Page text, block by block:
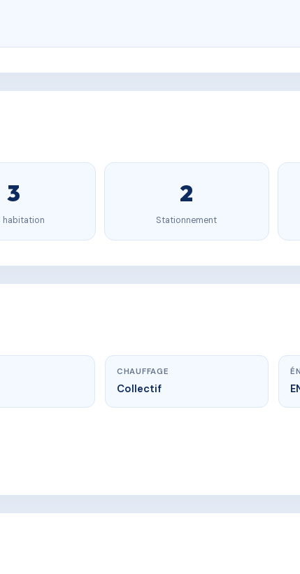
3
habitation
2
Stationnement
CHAUFFAGE
Collectif